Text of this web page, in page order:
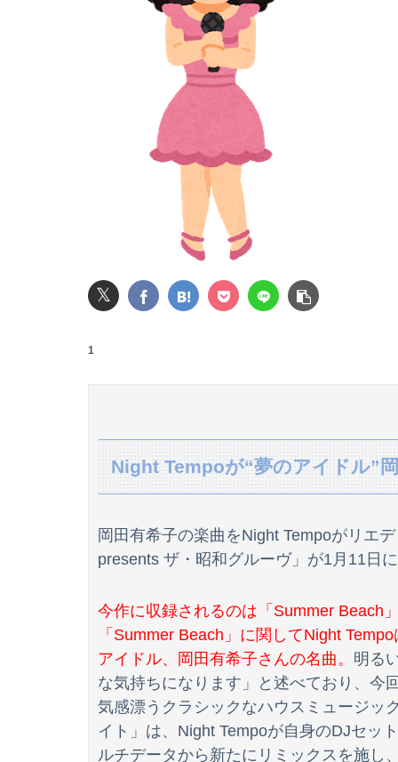
石材店事務の面接行ってきたが、募集内容と
【画像】本田望結の妹、本田望結より実ってし
【画像】小倉ゆうか（元・小倉優香）が水着グ
【悲報】公立中学校の闇、可視化される
高市早苗、ガチで日銀に財政ファイナンスを
【悲報】大学生の頃に出会った小学生と結婚
【悲報】風俗嬢やってる女の末路ｗｗｗｗｗｗ
【悲報】円安ホクホクで儲けてた日本人、日
積水ハウス「地面師に55億円騙し取られた…
【日向坂46】話題のグッズ、案の定売り切れ…
Z世代さん、ジモティーでリース車を掴まされ
井上清華アナ 透けニットで胸くっきり！！
𝕏
1
Night Tempoが“夢のアイドル”
岡田有希子の楽曲をNight Tempoがリエ
presents ザ・昭和グルーヴ」が1月11日
今作に収録されるのは「Summer Beach
「Summer Beach」に関してNight
アイドル、岡田有希子さんの名曲。 明る
な気持ちになります」と述べており、今
気感漂うクラシックなハウスミュージッ
イト」は、Night Tempoが自身のDJセッ
ルチデータから新たにリミックスを施し